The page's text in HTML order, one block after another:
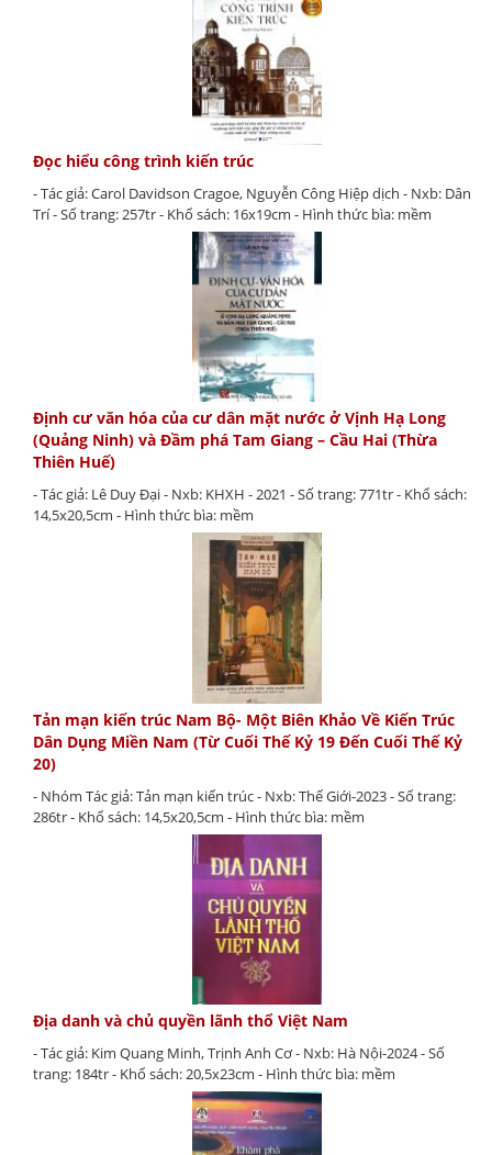
Đọc hiểu công trình kiến trúc
- Tác giả: Carol Davidson Cragoe, Nguyễn Công Hiệp dịch - Nxb: Dân
Trí - Số trang: 257tr - Khổ sách: 16x19cm - Hình thức bìa: mềm
Định cư văn hóa của cư dân mặt nước ở Vịnh Hạ Long
(Quảng Ninh) và Đầm phá Tam Giang – Cầu Hai (Thừa
Thiên Huế)
- Tác giả: Lê Duy Đại - Nxb: KHXH - 2021 - Số trang: 771tr - Khổ sách:
14,5x20,5cm - Hình thức bìa: mềm
Tản mạn kiến trúc Nam Bộ- Một Biên Khảo Về Kiến Trúc
Dân Dụng Miền Nam (Từ Cuối Thế Kỷ 19 Đến Cuối Thế Kỷ
20)
- Nhóm Tác giả: Tản mạn kiến trúc - Nxb: Thế Giới-2023 - Số trang:
286tr - Khổ sách: 14,5x20,5cm - Hình thức bìa: mềm
Địa danh và chủ quyền lãnh thổ Việt Nam
- Tác giả: Kim Quang Minh, Trịnh Anh Cơ - Nxb: Hà Nội-2024 - Số
trang: 184tr - Khổ sách: 20,5x23cm - Hình thức bìa: mềm